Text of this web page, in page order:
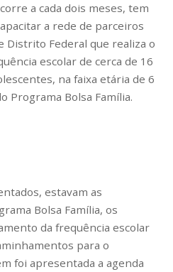
a cada dois meses, tem
a rede de parceiros
Distrito Federal que realiza o
escolar de cerca de 16
na faixa etária de 6
Programa Bolsa Família.
estavam as
Bolsa Família, os
da frequência escolar
para o
foi apresentada a agenda